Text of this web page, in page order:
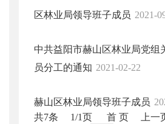
区林业局领导班子成员 2021-
中共益阳市赫山区林业局党组
员分工的通知 2021-02-22
赫山区林业局领导班子成员
共7条
1/1页 首 页 上一